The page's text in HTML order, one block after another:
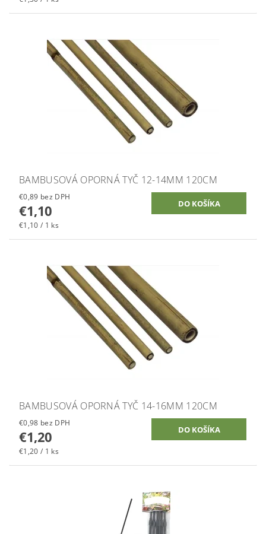
BAMBUSOVÁ OPORNÁ TYČ 12-14MM 120CM
€0,89 bez DPH
€1,10
€1,10 / 1 ks
BAMBUSOVÁ OPORNÁ TYČ 14-16MM 120CM
€0,98 bez DPH
€1,20
€1,20 / 1 ks